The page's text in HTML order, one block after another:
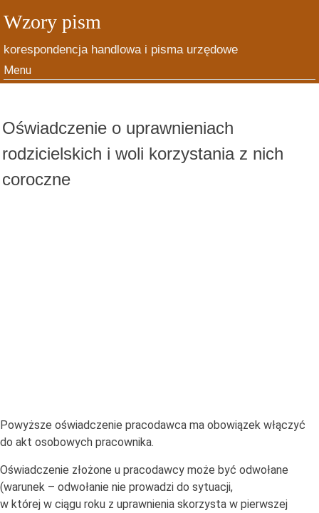
Wzory pism
korespondencja handlowa i pisma urzędowe
Menu
Skip to content
Oświadczenie o uprawnieniach
rodzicielskich i woli korzystania z nich
coroczne
Powyższe oświadczenie pracodawca ma obowiązek włączyć
do akt osobowych pracownika.
Oświadczenie złożone u pracodawcy może być odwołane
(warunek – odwołanie nie prowadzi do sytuacji,
w której w ciągu roku z uprawnienia skorzysta w pierwszej